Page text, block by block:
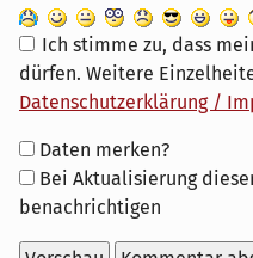
Ich stimme zu, dass
dürfen. Weitere
Datenschutzerklärung /
Formular-
Optionen
Daten merken?
Bei Aktualisierung
benachrichtigen